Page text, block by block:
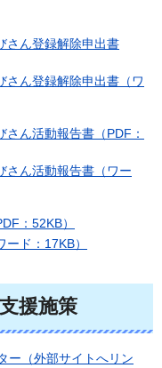
さん登録解除申出書
さん登録解除申出書（ワ
さん活動報告書（PDF：
さん活動報告書（ワー
：52KB）
ード：17KB）
援施策
ー（外部サイトへリン